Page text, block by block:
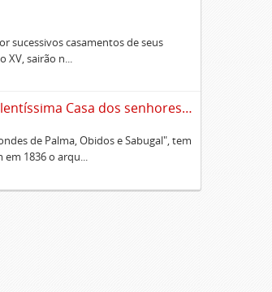
sucessivos casamentos de seus
XV, sairão n...
Sumário alfabético dos documentos existentes no Cartório da Ilustríssima e Excelentíssima Casa dos senhores condes de Palma, Óbidos e Sabugal
de Palma, Obidos e Sabugal", tem
1836 o arqu...